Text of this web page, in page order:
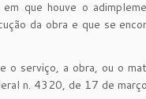
que houve o
da obra e que se
o serviço, a obra, ou o
n. 4320, de 17 de